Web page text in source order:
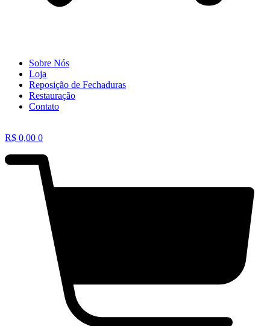
Sobre Nós
Loja
Reposição de Fechaduras
Restauração
Contato
R$ 0,00 0